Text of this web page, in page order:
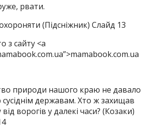
рвати.
(Підсніжник) Слайд 13
з сайту <a
природи нашого краю не давало
державам. Хто ж захищав
від ворогів у далекі часи? (Козаки)